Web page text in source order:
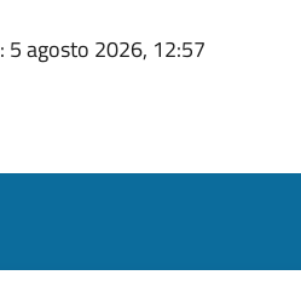
: 5 agosto 2026, 12:57